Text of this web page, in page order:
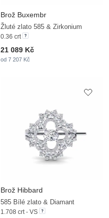
Brož Buxembr
Žluté zlato 585 & Zirkonium
0.36 crt
21 089 Kč
od 7 207 Kč
Brož Hibbard
585 Bílé zlato & Diamant
1.708 crt - VS